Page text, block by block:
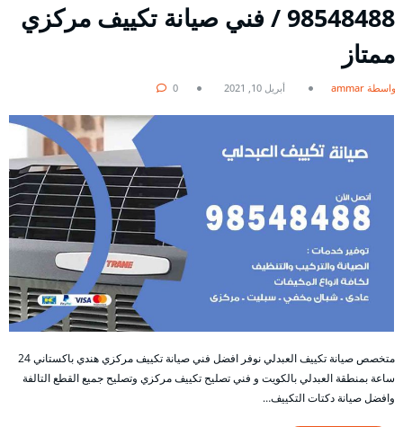
98548488 / فني صيانة تكييف مركزي
ممتاز
بواسطة ammar أبريل 10, 2021 0
متخصص صيانة تكييف العبدلي نوفر افضل فني صيانة تكييف مركزي هندي باكستاني 24
ساعة بمنطقة العبدلي بالكويت و فني تصليح تكييف مركزي وتصليح جميع القطع التالفة
وافضل صيانة دكتات التكييف…